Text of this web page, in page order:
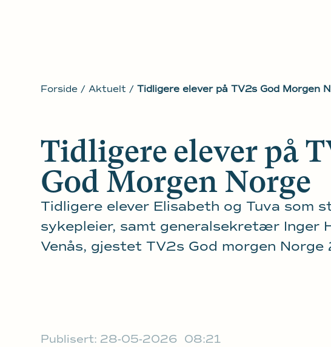
Forside /Aktuelt /Tidligere elever på TV2s God Morgen
Tidligere elever på
God Morgen Norge
Tidligere elever Elisabeth og Tuva som
sykepleier, samt generalsekretær Inger
Venås, gjestet TV2s God morgen Norge
Publisert: 28-05-2026 08:21